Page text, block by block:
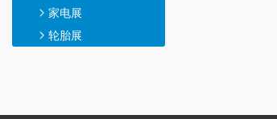
家电展
轮胎展